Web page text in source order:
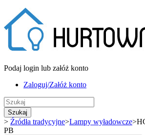
Podaj login lub załóż konto
Zaloguj/Załóż konto
Szukaj
> Źródła tradycyjne>Lampy wyładowcze>
PB